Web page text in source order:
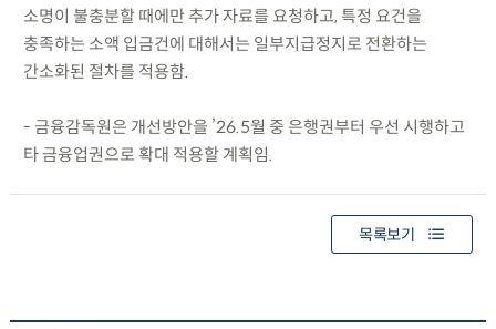
소명이 불충분할 때에만 추가 자료를 요청하고, 특정 요건을
충족하는 소액 입금건에 대해서는 일부지급정지로 전환하는
간소화된 절차를 적용함.
- 금융감독원은 개선방안을 ’26.5월 중 은행권부터 우선 시행하고
타 금융업권으로 확대 적용할 계획임.
목록보기